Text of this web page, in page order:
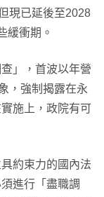
現已延後至2028
緩衝期。
」，首波以年營
，強制揭露在永
施上，政院有可
約束力的國內法
進行「盡職調